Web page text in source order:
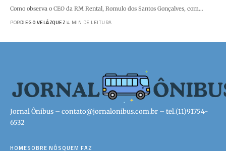
Como observa o CEO da RM Rental, Romulo dos Santos Gonçalves, com…
PORDIEGO VELÁZQUEZ 4 MIN DE LEITURA
Jornal Ônibus – contato@jornalonibus.com.br – tel.(11)91754-
6532
HOMESOBRE NÓSQUEM FAZ